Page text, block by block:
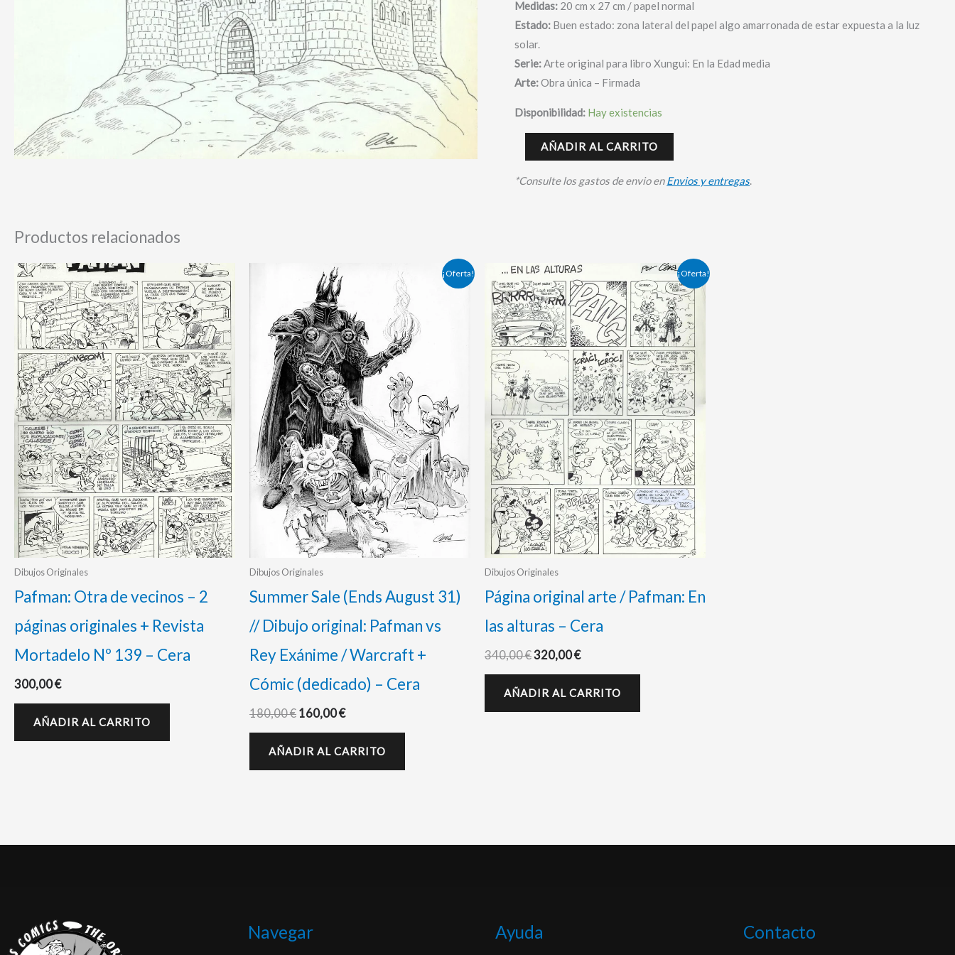
Medidas: 20 cm x 27 cm / papel normal
Estado: Buen estado: zona lateral del papel algo amarronada de estar expuesta a la luz
solar.
Serie:Arte original para libro Xungui: En la Edad media
Arte:Obra única – Firmada
Disponibilidad: Hay existencias
Romer
Riget
-
Cera
/
Ramis
AÑADIR AL CARRITO
*Consulte los gastos de envio enEnvios y entregas.
Productos relacionados
Dibujos Originales
Pafman: Otra de vecinos – 2
páginas originales + Revista
Mortadelo Nº 139 – Cera
300,00€
AÑADIR AL CARRITO
¡Oferta!
Dibujos Originales
Summer Sale (Ends August 31)
// Dibujo original: Pafman vs
Rey Exánime / Warcraft +
Cómic (dedicado) – Cera
180,00€
precio
original
era:
180,00 €.
160,00€
es:
160,00 €.
AÑADIR AL CARRITO
¡Oferta!
Dibujos Originales
Página original arte / Pafman: En
las alturas – Cera
340,00€
El
precio
original
era:
340,00 €.
320,00€
El
precio
actual
es:
320,00 €.
AÑADIR AL CARRITO
Navegar Ayuda Contacto